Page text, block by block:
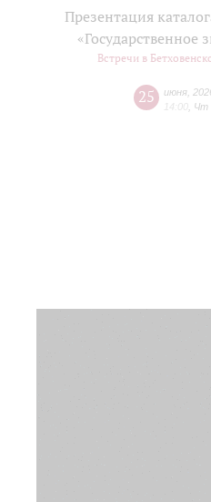
Презентация
«Государственное
Встречи в
25 июня
14:00 Чт